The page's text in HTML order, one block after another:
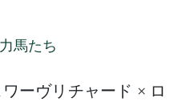
馬たち
ワーヴリチャード × ロ